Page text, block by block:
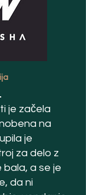
je začela
na
je
za delo z
bala, a se je
da ni